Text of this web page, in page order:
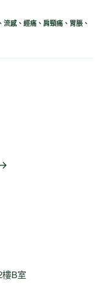
流感、 經痛、 肩頸痛、 胃脹、
樓B室